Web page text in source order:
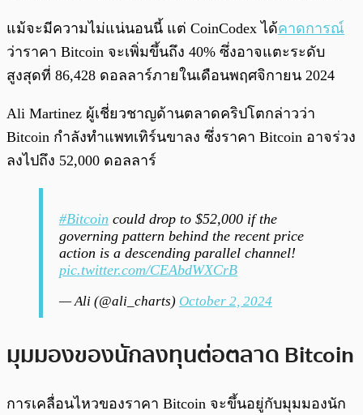
แม้จะมีความไม่แน่นอนนี้ แต่ CoinCodex ได้คาดการณ์
ว่าราคา Bitcoin จะเพิ่มขึ้นถึง 40% ซึ่งอาจแตะระดับ
สูงสุดที่ 86,428 ดอลลาร์ภายในเดือนพฤศจิกายน 2024
Ali Martinez ผู้เชี่ยวชาญด้านตลาดคริปโตกล่าวว่า
Bitcoin กำลังทำแพทเทิร์นขาลง ซึ่งราคา Bitcoin อาจร่วง
ลงไปถึง 52,000 ดอลลาร์
#Bitcoin could drop to $52,000 if the
governing pattern behind the recent price
action is a descending parallel channel!
pic.twitter.com/CEAbdWXCrB
— Ali (@ali_charts) October 2, 2024
มุมมองของนักลงทุนต่อตลาด Bitcoin
การเคลื่อนไหวของราคา Bitcoin จะขึ้นอยู่กับมุมมองนัก